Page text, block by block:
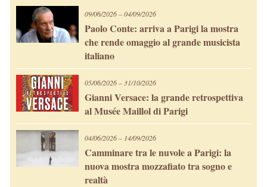
09/06/2026 – 04/09/2026
Paolo Conte: arriva a Parigi la mostra
che rende omaggio al grande musicista
italiano
05/06/2026 – 31/10/2026
Gianni Versace: la grande retrospettiva
al Musée Maillol di Parigi
04/06/2026 – 14/09/2026
Camminare tra le nuvole a Parigi: la
nuova mostra mozzafiato tra sogno e
realtà